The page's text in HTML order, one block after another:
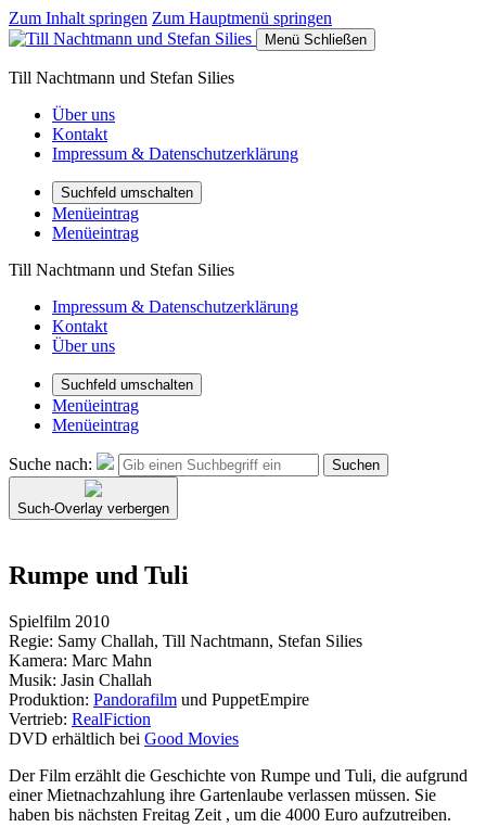
Zum Inhalt springen Zum Hauptmenü springen
Menü Schließen
Till Nachtmann und Stefan Silies
Über uns
Kontakt
Impressum & Datenschutzerklärung
Suchfeld umschalten
Menüeintrag
Menüeintrag
Till Nachtmann und Stefan Silies
Impressum & Datenschutzerklärung
Kontakt
Über uns
Suchfeld umschalten
Menüeintrag
Menüeintrag
Suche nach: Suchen
Such-Overlay verbergen
Rumpe und Tuli
Spielfilm 2010
Regie: Samy Challah, Till Nachtmann, Stefan Silies
Kamera: Marc Mahn
Musik: Jasin Challah
Produktion: Pandorafilm und PuppetEmpire
Vertrieb: RealFiction
DVD erhältlich bei Good Movies
Der Film erzählt die Geschichte von Rumpe und Tuli, die aufgrund
einer Mietnachzahlung ihre Gartenlaube verlassen müssen. Sie
haben bis nächsten Freitag Zeit , um die 4000 Euro aufzutreiben.